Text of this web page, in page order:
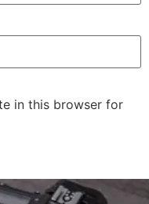
in this browser for